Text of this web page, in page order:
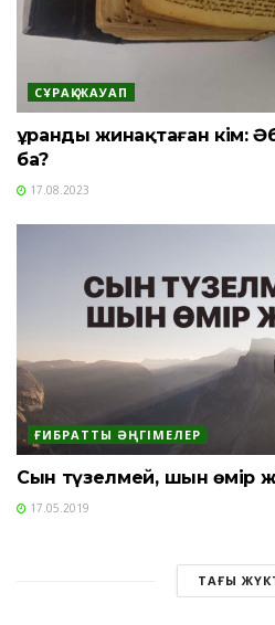
СҰРАҚ-ЖАУАП
Құранды жинақтаған кім:
ба?
17.08.2023
ҒИБРАТТЫ ӘҢГІМЕЛЕР
Сын түзелмей, шын өмір
17.05.2019
ТАҒЫ